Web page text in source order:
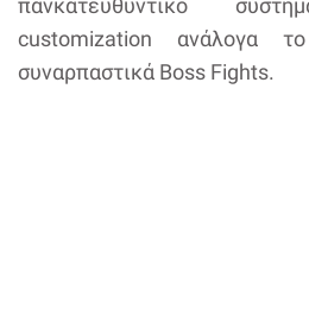
customization ανάλογα
συναρπαστικά Boss Fights.